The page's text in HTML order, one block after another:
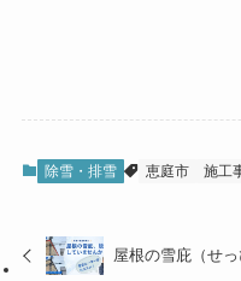
除雪・排雪 恵庭市 施工
屋根の雪庇（せ